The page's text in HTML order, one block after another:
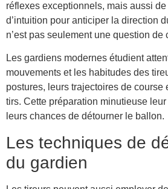
réflexes exceptionnels, mais aussi
d’intuition pour anticiper la direction
n’est pas seulement une question de
Les gardiens modernes étudient
mouvements et les habitudes des
postures, leurs trajectoires de course
tirs. Cette préparation minutieuse leur
leurs chances de détourner le ballon.
Les techniques de
du gardien